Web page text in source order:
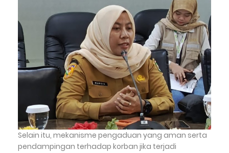
Selain itu, mekanisme pengaduan yang aman serta
pendampingan terhadap korban jika terjadi